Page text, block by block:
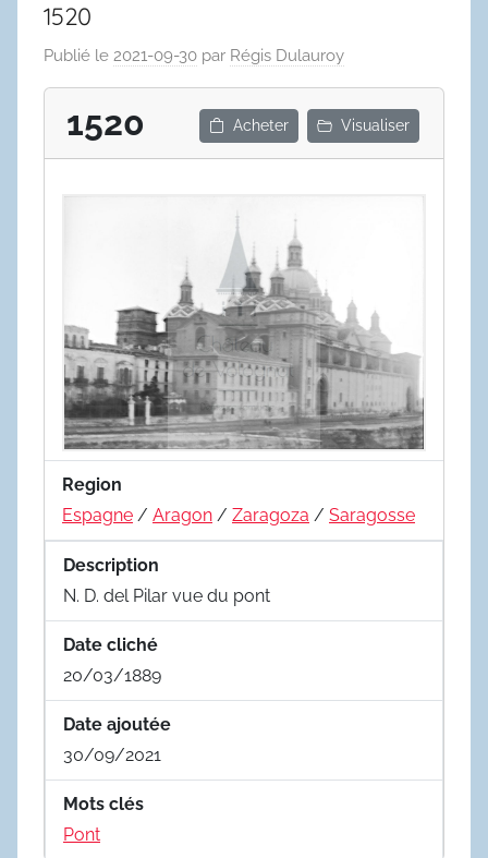
1520
Publié le 2021-09-30 par Régis Dulauroy
1520 Acheter Visualiser
Region
Espagne / Aragon / Zaragoza / Saragosse
Description
N. D. del Pilar vue du pont
Date cliché
20/03/1889
Date ajoutée
30/09/2021
Mots clés
Pont